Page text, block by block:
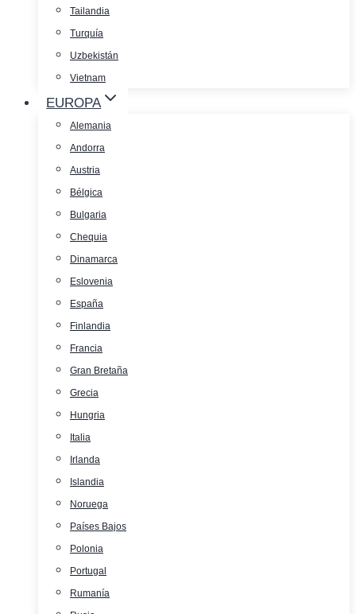
Tailandia
Turquía
Uzbekistán
Vietnam
EUROPA
Alemania
Andorra
Austria
Bélgica
Bulgaria
Chequia
Dinamarca
Eslovenia
España
Finlandia
Francia
Gran Bretaña
Grecia
Hungria
Italia
Irlanda
Islandia
Noruega
Países Bajos
Polonia
Portugal
Rumanía